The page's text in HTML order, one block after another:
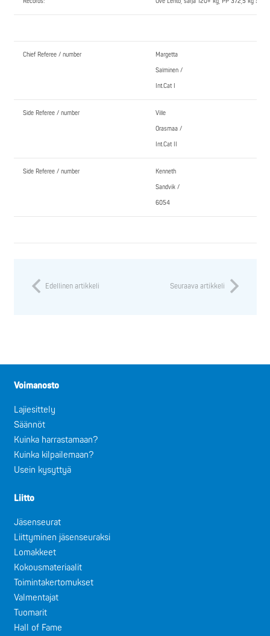
Chief Referee / number Margetta
Salminen /
Int.Cat I
Side Referee / number Ville
Orasmaa /
Int.Cat II
Side Referee / number Kenneth
Sandvik /
6054
Edellinen artikkeli Seuraava artikkeli
Voimanosto
Lajiesittely
Säännöt
Kuinka harrastamaan?
Kuinka kilpailemaan?
Usein kysyttyä
Liitto
Jäsenseurat
Liittyminen jäsenseuraksi
Lomakkeet
Kokousmateriaalit
Toimintakertomukset
Valmentajat
Tuomarit
Hall of Fame